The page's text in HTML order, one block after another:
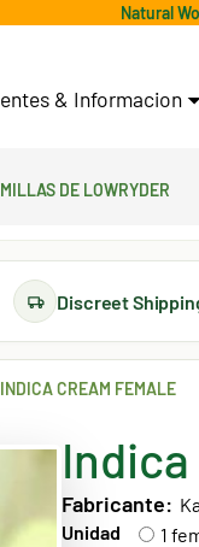
Natural
& Informacion
de lowryder
Discreet
INDICA CREAM FEMALE
Fabricante:
Unidad
1